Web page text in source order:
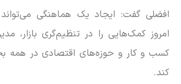
افضلی گفت: ایجاد یک هماهنگی
امروز کمک‌هایی را در تنظیم‌گری بازار،
کسب و کار و حوزه‌های اقتصادی در همه
کند.